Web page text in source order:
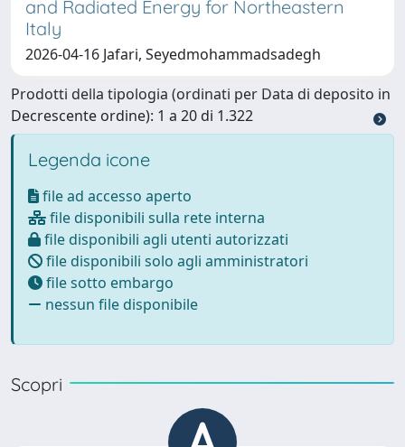
and Radiated Energy for Northeastern
Italy
2026-04-16 Jafari, Seyedmohammadsadegh
Prodotti della tipologia (ordinati per Data di deposito in
Decrescente ordine): 1 a 20 di 1.322
Legenda icone
file ad accesso aperto
file disponibili sulla rete interna
file disponibili agli utenti autorizzati
file disponibili solo agli amministratori
file sotto embargo
nessun file disponibile
Scopri